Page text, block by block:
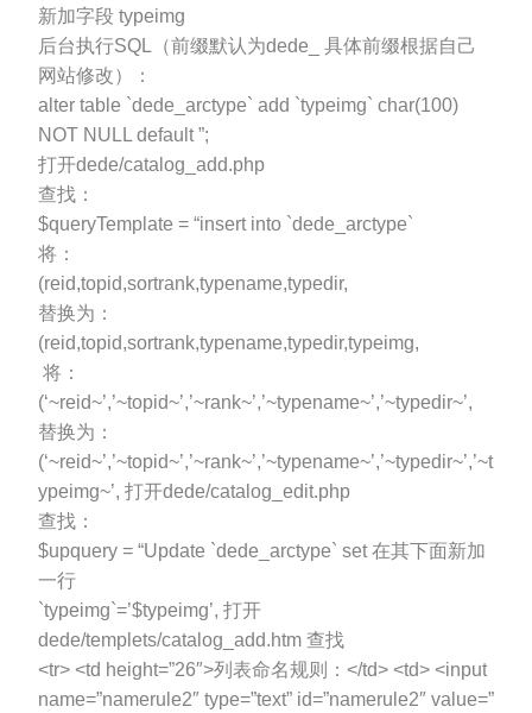
新加字段 typeimg
后台执行SQL（前缀默认为dede_ 具体前缀根据自己
网站修改）：
alter table `dede_arctype` add `typeimg` char(100)
NOT NULL default ”;
打开dede/catalog_add.php
查找：
$queryTemplate = “insert into `dede_arctype`
将：
(reid,topid,sortrank,typename,typedir,
替换为：
(reid,topid,sortrank,typename,typedir,typeimg,
将：
(‘~reid~’,’~topid~’,’~rank~’,’~typename~’,’~typedir~’,
替换为：
(‘~reid~’,’~topid~’,’~rank~’,’~typename~’,’~typedir~’,’~t
ypeimg~’, 打开dede/catalog_edit.php
查找：
$upquery = “Update `dede_arctype` set 在其下面新加
一行
`typeimg`=’$typeimg’, 打开
dede/templets/catalog_add.htm 查找
<tr> <td height=”26″>列表命名规则：</td> <td> <input
name=”namerule2″ type=”text” id=”namerule2″ value=”